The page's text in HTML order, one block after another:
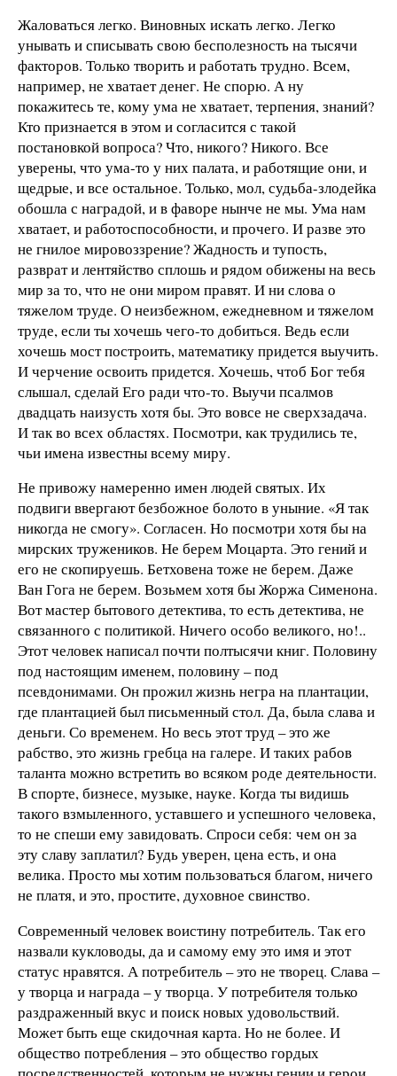
Жаловаться легко. Виновных искать легко. Легко
унывать и списывать свою бесполезность на тысячи
факторов. Только творить и работать трудно. Всем,
например, не хватает денег. Не спорю. А ну
покажитесь те, кому ума не хватает, терпения, знаний?
Кто признается в этом и согласится с такой
постановкой вопроса? Что, никого? Никого. Все
уверены, что ума-то у них палата, и работящие они, и
щедрые, и все остальное. Только, мол, судьба-злодейка
обошла с наградой, и в фаворе нынче не мы. Ума нам
хватает, и работоспособности, и прочего. И разве это
не гнилое мировоззрение? Жадность и тупость,
разврат и лентяйство сплошь и рядом обижены на весь
мир за то, что не они миром правят. И ни слова о
тяжелом труде. О неизбежном, ежедневном и тяжелом
труде, если ты хочешь чего-то добиться. Ведь если
хочешь мост построить, математику придется выучить.
И черчение освоить придется. Хочешь, чтоб Бог тебя
слышал, сделай Его ради что-то. Выучи псалмов
двадцать наизусть хотя бы. Это вовсе не сверхзадача.
И так во всех областях. Посмотри, как трудились те,
чьи имена известны всему миру.
Не привожу намеренно имен людей святых. Их
подвиги ввергают безбожное болото в уныние. «Я так
никогда не смогу». Согласен. Но посмотри хотя бы на
мирских тружеников. Не берем Моцарта. Это гений и
его не скопируешь. Бетховена тоже не берем. Даже
Ван Гога не берем. Возьмем хотя бы Жоржа Сименона.
Вот мастер бытового детектива, то есть детектива, не
связанного с политикой. Ничего особо великого, но!..
Этот человек написал почти полтысячи книг. Половину
под настоящим именем, половину – под
псевдонимами. Он прожил жизнь негра на плантации,
где плантацией был письменный стол. Да, была слава и
деньги. Со временем. Но весь этот труд – это же
рабство, это жизнь гребца на галере. И таких рабов
таланта можно встретить во всяком роде деятельности.
В спорте, бизнесе, музыке, науке. Когда ты видишь
такого взмыленного, уставшего и успешного человека,
то не спеши ему завидовать. Спроси себя: чем он за
эту славу заплатил? Будь уверен, цена есть, и она
велика. Просто мы хотим пользоваться благом, ничего
не платя, и это, простите, духовное свинство.
Современный человек воистину потребитель. Так его
назвали кукловоды, да и самому ему это имя и этот
статус нравятся. А потребитель – это не творец. Слава –
у творца и награда – у творца. У потребителя только
раздраженный вкус и поиск новых удовольствий.
Может быть еще скидочная карта. Но не более. И
общество потребления – это общество гордых